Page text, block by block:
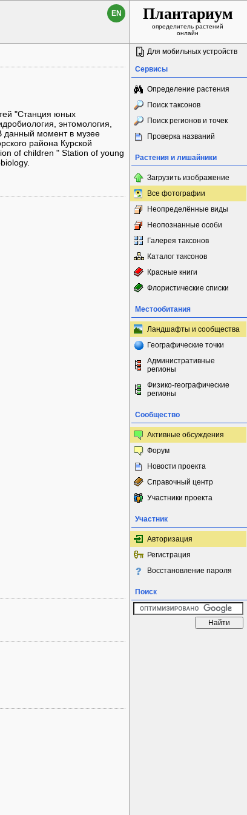
EN Плантариум
определитель растений
онлайн
"Станция юных
энтомология,
данный момент в музее
района Курской
of children " Station of young
Для мобильных устройств
Сервисы
Определение растения
Поиск таксонов
Поиск регионов и точек
Проверка названий
Растения и лишайники
Загрузить изображение
Все фотографии
Неопределённые виды
Неопознанные особи
Галерея таксонов
Каталог таксонов
Красные книги
Флористические списки
Местообитания
Ландшафты и сообщества
Географические точки
Административные
регионы
Физико-географические
регионы
Сообщество
Активные обсуждения
Форум
Новости проекта
Справочный центр
Участники проекта
Участник
Авторизация
Регистрация
Восстановление пароля
Поиск